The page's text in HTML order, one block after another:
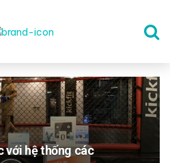
với hệ thống các